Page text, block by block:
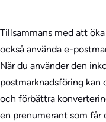
Tillsammans med att
också använda e-
När du använder den
postmarknadsföring kan
och förbättra
en prenumerant som får